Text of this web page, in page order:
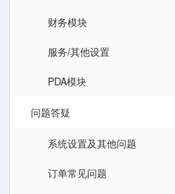
财务模块
服务/其他设置
PDA模块
问题答疑
系统设置及其他问题
订单常见问题